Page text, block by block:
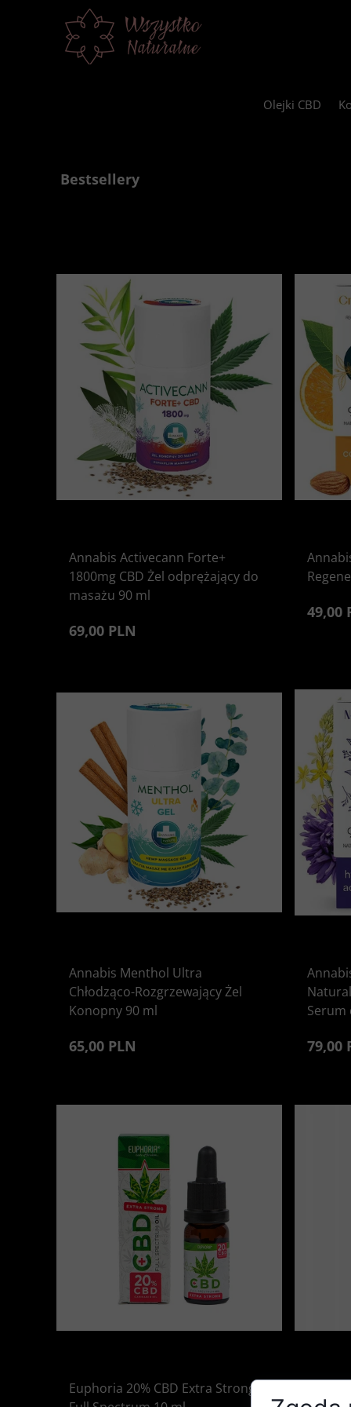
Annabis Activecann Forte+
1800mg CBD Żel odprężający do
masażu 90 ml
69,00 PLN
49,00
Annabis Menthol Ultra
Chłodząco-Rozgrzewający Żel
Konopny 90 ml
65,00 PLN
Serum
79,00
Euphoria 20% CBD Extra Strong
Bestsellery
Olejki CBD